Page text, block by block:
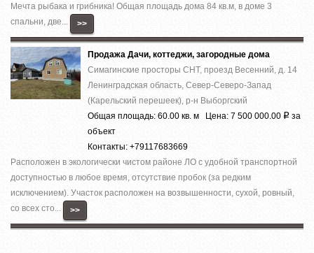
Мечта рыбака и грибника! Общая площадь дома 84 кв.м, в доме 3
спальни, две...
>>
Продажа Дачи, коттеджи, загородные дома
Симагинские просторы СНТ, проезд Весенний, д. 14
Ленинградская область, Север-Северо-Запад
(Карельский перешеек), р-н Выборгский
Общая площадь: 60.00 кв. м Цена: 7 500 000.00 Р за
объект
Контакты: +79117683669
Расположен в экологически чистом районе ЛО с удобной транспортной
доступностью в любое время, отсутствие пробок (за редким
исключением). Участок расположен на возвышенности, сухой, ровный,
со всех сто...
>>